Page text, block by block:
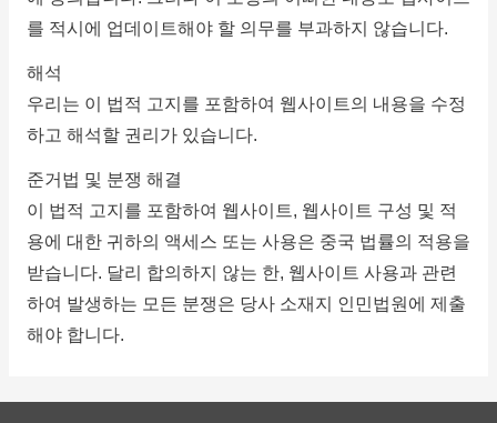
를 적시에 업데이트해야 할 의무를 부과하지 않습니다.
해석
우리는 이 법적 고지를 포함하여 웹사이트의 내용을 수정
하고 해석할 권리가 있습니다.
준거법 및 분쟁 해결
이 법적 고지를 포함하여 웹사이트, 웹사이트 구성 및 적
용에 대한 귀하의 액세스 또는 사용은 중국 법률의 적용을
받습니다. 달리 합의하지 않는 한, 웹사이트 사용과 관련
하여 발생하는 모든 분쟁은 당사 소재지 인민법원에 제출
해야 합니다.